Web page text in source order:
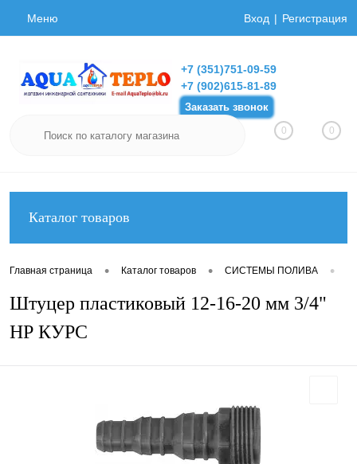
Меню Вход Регистрация
+7 (351)751-09-59
+7 (902)615-81-89
Заказать звонок
0 0
Каталог товаров
Главная страница • Каталог товаров • СИСТЕМЫ ПОЛИВА •
Штуцер пластиковый 12-16-20 мм 3/4"
НР КУРС